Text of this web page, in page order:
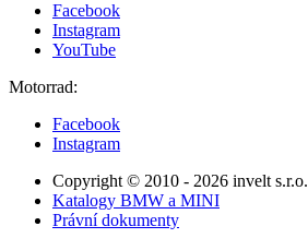
Facebook
Instagram
YouTube
Motorrad:
Facebook
Instagram
Copyright © 2010 - 2026 invelt s.r.o.
Katalogy BMW a MINI
Právní dokumenty